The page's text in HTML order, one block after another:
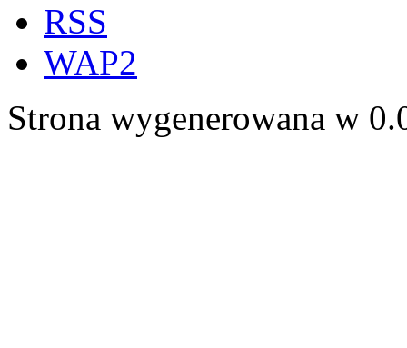
RSS
WAP2
Strona wygenerowana w